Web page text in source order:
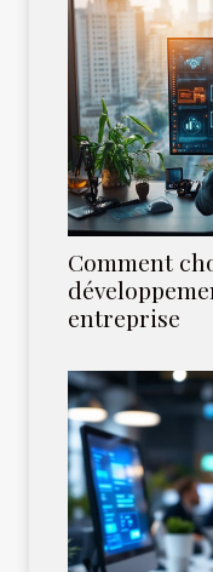
Comment
entreprise